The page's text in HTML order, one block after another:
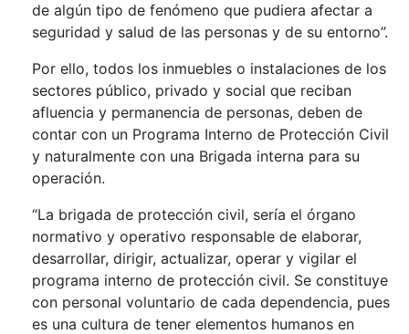
de algún tipo de fenómeno que pudiera afectar a
seguridad y salud de las personas y de su entorno”.
Por ello, todos los inmuebles o instalaciones de los
sectores público, privado y social que reciban
afluencia y permanencia de personas, deben de
contar con un Programa Interno de Protección Civil
y naturalmente con una Brigada interna para su
operación.
“La brigada de protección civil, sería el órgano
normativo y operativo responsable de elaborar,
desarrollar, dirigir, actualizar, operar y vigilar el
programa interno de protección civil. Se constituye
con personal voluntario de cada dependencia, pues
es una cultura de tener elementos humanos en